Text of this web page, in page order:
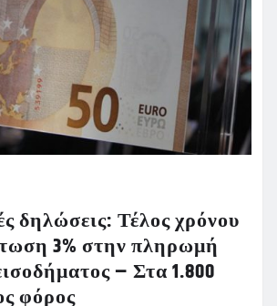
δηλώσεις: Τέλος χρόνου
3% στην πληρωμή
– Στα 1.800
φόρος